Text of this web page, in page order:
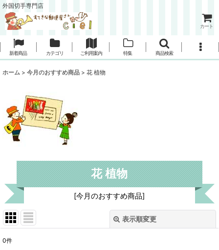
外国切手専門店
カート
新着商品 カテゴリ ご利用案内 特集 商品検索
ホーム > 今月のおすすめ商品 > 花 植物
花 植物
[今月のおすすめ商品]
表示順変更
0件